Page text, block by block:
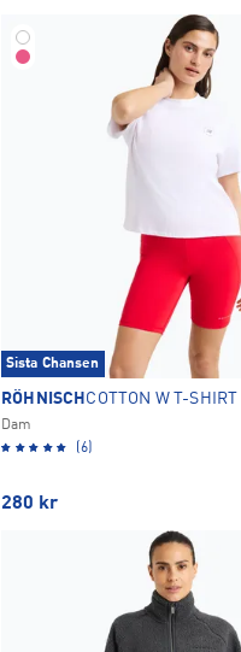
Sista Chansen
RÖHNISCH COTTON W T-SHIRT
Dam
(6)
280 kr